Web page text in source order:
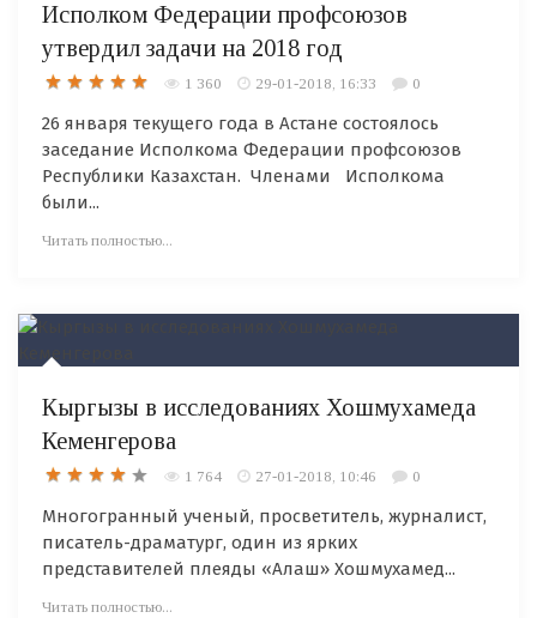
Исполком Федерации профсоюзов
утвердил задачи на 2018 год
1 360 29-01-2018, 16:33 0
26 января текущего года в Астане состоялось
заседание Исполкома Федерации профсоюзов
Республики Казахстан. Членами Исполкома
были...
Читать полностью...
Кыргызы в исследованиях Хошмухамеда
Кеменгерова
1 764 27-01-2018, 10:46 0
Многогранный ученый, просветитель, журналист,
писатель-драматург, один из ярких
представителей плеяды «Алаш» Хошмухамед...
Читать полностью...